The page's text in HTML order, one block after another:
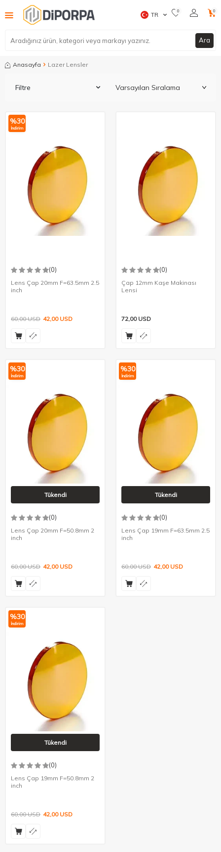
Ara
TR 0 0
Anasayfa Lazer Lensler
Filtre
%30
İndirim
(0)
Lens Çap 20mm F=63.5mm 2.5
inch
60,00USD 42,00USD
(0)
Çap 12mm Kaşe Makinası
Lensi
72,00USD
%30
İndirim
Tükendi
(0)
Lens Çap 20mm F=50.8mm 2
inch
60,00USD 42,00USD
%30
İndirim
Tükendi
(0)
Lens Çap 19mm F=63.5mm 2.5
inch
60,00USD 42,00USD
%30
İndirim
Tükendi
(0)
Lens Çap 19mm F=50.8mm 2
inch
60,00USD 42,00USD